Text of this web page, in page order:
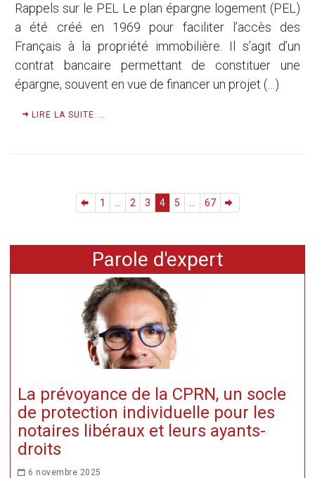
Rappels sur le PEL Le plan épargne logement (PEL)
a été créé en 1969 pour faciliter l’accès des
Français à la propriété immobilière. Il s’agit d’un
contrat bancaire permettant de constituer une
épargne, souvent en vue de financer un projet (…)
LIRE LA SUITE ...
1 2 3 4 5 67
Parole d'expert
La prévoyance de la CPRN, un socle
de protection individuelle pour les
notaires libéraux et leurs ayants-
droits
6 novembre 2025